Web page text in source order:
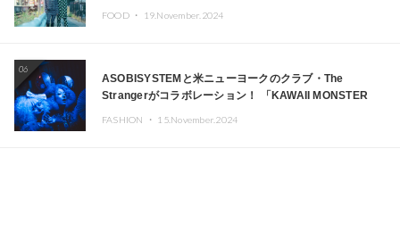
FOOD ・ 19.November.2024
06
ASOBISYSTEMと米ニューヨークのクラブ・The
Strangerがコラボレーション！ 「KAWAII MONSTER
FASHION ・ 15.November.2024